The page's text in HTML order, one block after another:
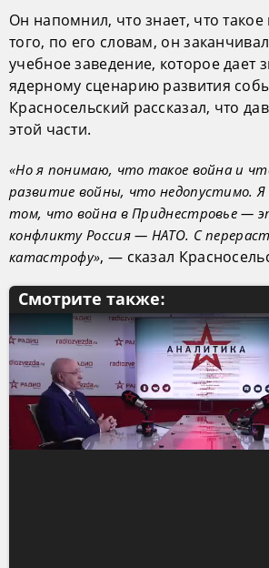
Он напомнил, что знает, что
того, по его словам, он
учебное заведение, которое дает
ядерному сценарию развития
Красносельский рассказал, что
этой части.
«Но я понимаю, что такое война и
развитие войны, что недопустимо. Я
том, что война в Приднестровье —
конфликту Россия — НАТО. С
катастрофу», — сказал
Смотрите также: